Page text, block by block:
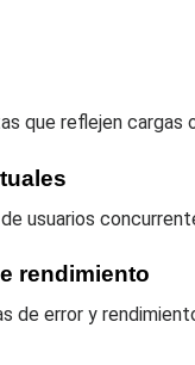
que reflejen
usuarios
rendimiento
de error y